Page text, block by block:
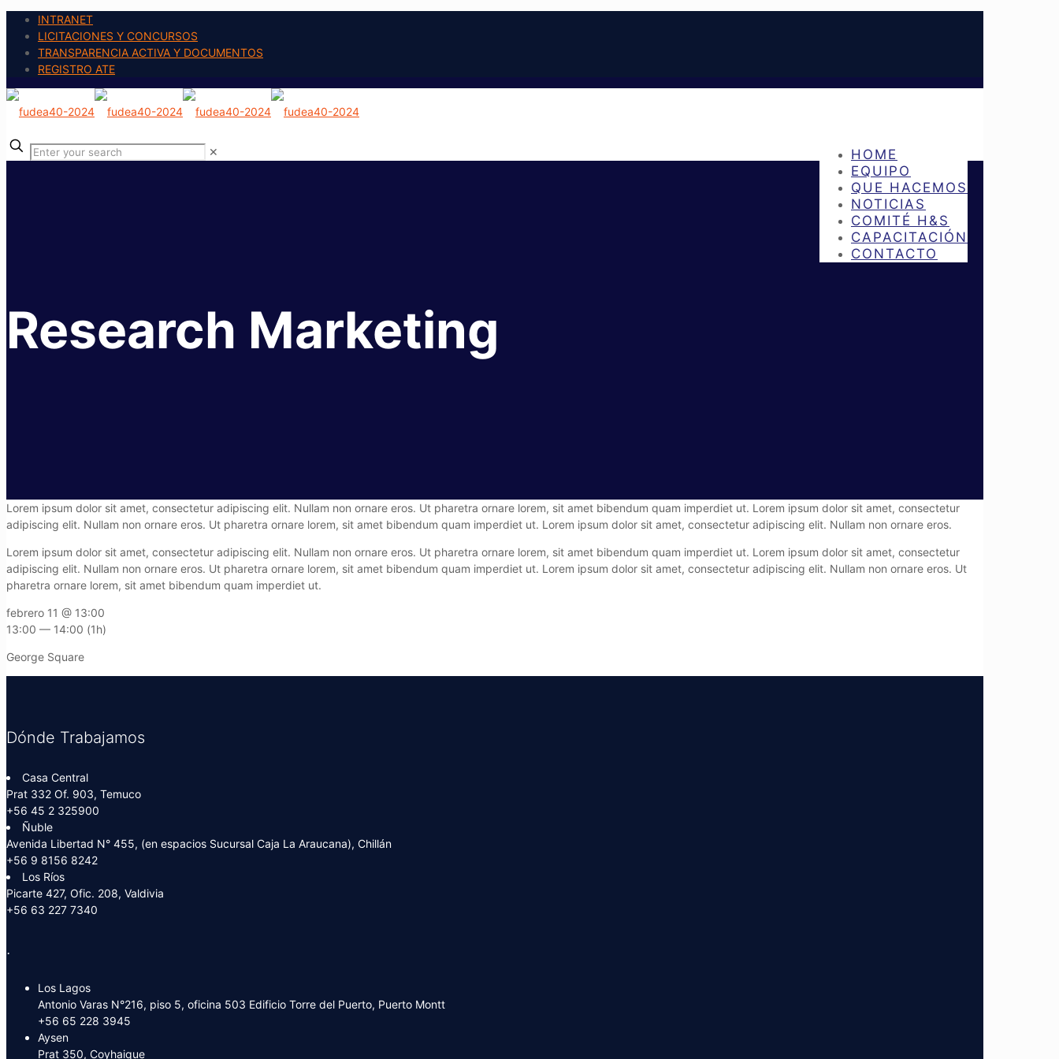
INTRANET
LICITACIONES Y CONCURSOS
TRANSPARENCIA ACTIVA Y DOCUMENTOS
REGISTRO ATE
HOME
EQUIPO
QUE HACEMOS
NOTICIAS
COMITÉ H&S
CAPACITACIÓN
CONTACTO
✕
Research Marketing
Lorem ipsum dolor sit amet, consectetur adipiscing elit. Nullam non ornare eros. Ut pharetra ornare lorem, sit amet bibendum quam imperdiet ut. Lorem ipsum dolor sit amet, consectetur
adipiscing elit. Nullam non ornare eros. Ut pharetra ornare lorem, sit amet bibendum quam imperdiet ut. Lorem ipsum dolor sit amet, consectetur adipiscing elit. Nullam non ornare eros.
Lorem ipsum dolor sit amet, consectetur adipiscing elit. Nullam non ornare eros. Ut pharetra ornare lorem, sit amet bibendum quam imperdiet ut. Lorem ipsum dolor sit amet, consectetur
adipiscing elit. Nullam non ornare eros. Ut pharetra ornare lorem, sit amet bibendum quam imperdiet ut. Lorem ipsum dolor sit amet, consectetur adipiscing elit. Nullam non ornare eros. Ut
pharetra ornare lorem, sit amet bibendum quam imperdiet ut.
febrero 11 @ 13:00
13:00 — 14:00 (1h)
George Square
Dónde Trabajamos
Casa Central
Prat 332 Of. 903, Temuco
+56 45 2 325900
Ñuble
Avenida Libertad N° 455, (en espacios Sucursal Caja La Araucana), Chillán
+56 9 8156 8242
Los Ríos
Picarte 427, Ofic. 208, Valdivia
+56 63 227 7340
.
Los Lagos
Antonio Varas N°216, piso 5, oficina 503 Edificio Torre del Puerto, Puerto Montt
+56 65 228 3945
Aysen
Prat 350, Coyhaique